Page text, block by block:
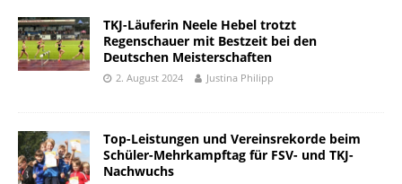
TKJ-Läuferin Neele Hebel trotzt
Regenschauer mit Bestzeit bei den
Deutschen Meisterschaften
2. August 2024 Justina Philipp
Top-Leistungen und Vereinsrekorde beim
Schüler-Mehrkampftag für FSV- und TKJ-
Nachwuchs